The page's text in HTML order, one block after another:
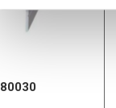
80030